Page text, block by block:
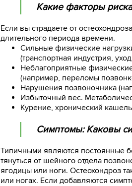
Какие факторы
Если вы страдаете от
длительного периода времени.
Сильные физические
(транспортная индустрия,
Неблагоприятные
(например, переломы
Нарушения позвоночника
Избыточный вес.
Курение, хронический
Симптомы: Каковы
Типичными являются постоянные
тянуться от шейного отдела
ягодицы или ноги. Остеохондроз
или ногах. Если добавляются